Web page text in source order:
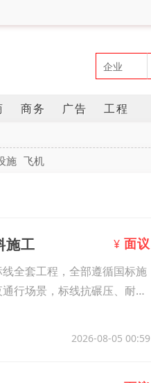
商务 广告 工程
施 飞机
施工 ¥ 面议
全套工程，全部遵循国标施
行场景，标线抗碾压、耐磨
2026-08-05 00:59